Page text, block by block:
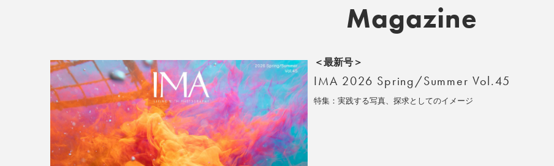
Magazine
＜最新号＞
IMA 2026 Spring/Summer Vol.45
特集：実践する写真、探求としてのイメージ